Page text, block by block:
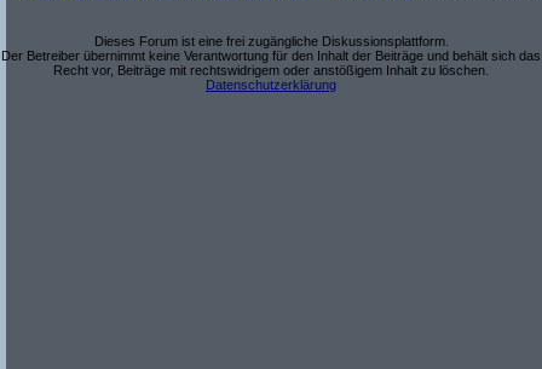
Dieses Forum ist eine frei zugängliche Diskussionsplattform.
Der Betreiber übernimmt keine Verantwortung für den Inhalt der Beiträge und behält sich das
Recht vor, Beiträge mit rechtswidrigem oder anstößigem Inhalt zu löschen.
Datenschutzerklärung